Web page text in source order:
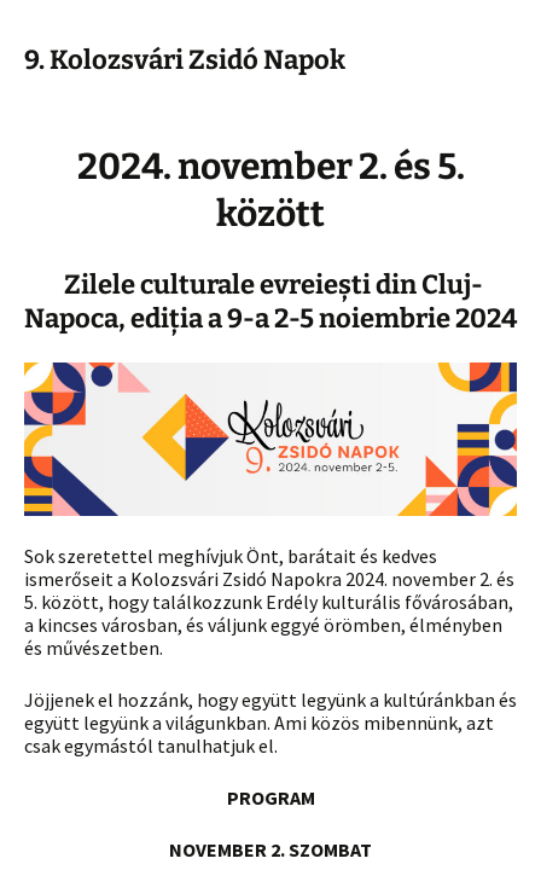
9. Kolozsvári Zsidó Napok
2024. november 2. és 5.
között
Zilele culturale evreiești din Cluj-
Napoca, ediția a 9-a2-5 noiembrie 2024
Sok szeretettel meghívjuk Önt, barátait és kedves
ismerőseit a Kolozsvári Zsidó Napokra 2024. november 2. és
5. között, hogy találkozzunk Erdély kulturális fővárosában,
a kincses városban, és váljunk eggyé örömben, élményben
és művészetben.
Jöjjenek el hozzánk, hogy együtt legyünk a kultúránkban és
együtt legyünk a világunkban. Ami közös mibennünk, azt
csak egymástól tanulhatjuk el.
PROGRAM
NOVEMBER 2. SZOMBAT